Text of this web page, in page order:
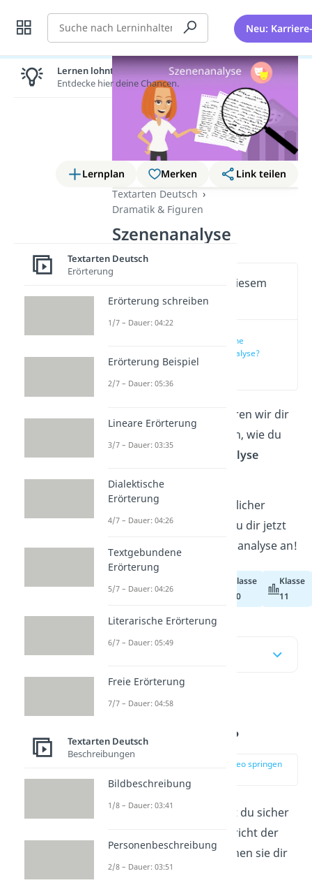
Suche Neu:
Lernplan Merken
Link teilen
Textarten Deutsch
Dramatik & Figuren
Szenenanalyse
Wichtige Inhalte in diesem
Video
Was ist eine
Szenenanalyse?
(00:13)
In diesem Beitrag erklären wir dir
mit Tipps und Beispielen, wie du
Szenenanalyse
Wenn du noch anschaulicher
lernen willst, dann schau dir jetzt
unser
Video zur Szenenanalyse an!
Abiturvorbereitung
Klasse
10
Klasse
11
Szenenanalyse?
zur Stelle im Video springen
Szenenanalysen
kennst du sicher
aus dem Deutschunterricht der
Oberstufe. Dort begegnen sie dir
zusammen mit
Lernen lohnt sich!
Entdecke hier deine Chancen.
Textarten Deutsch
Erörterung
Erörterung schreiben
1/7 – Dauer: 04:22
Erörterung Beispiel
2/7 – Dauer: 05:36
Lineare Erörterung
3/7 – Dauer: 03:35
Dialektische
Erörterung
4/7 – Dauer: 04:26
Textgebundene
Erörterung
5/7 – Dauer: 04:26
Literarische Erörterung
6/7 – Dauer: 05:49
Freie Erörterung
7/7 – Dauer: 04:58
Textarten Deutsch
Beschreibungen
Bildbeschreibung
1/8 – Dauer: 03:41
Personenbeschreibung
2/8 – Dauer: 03:51